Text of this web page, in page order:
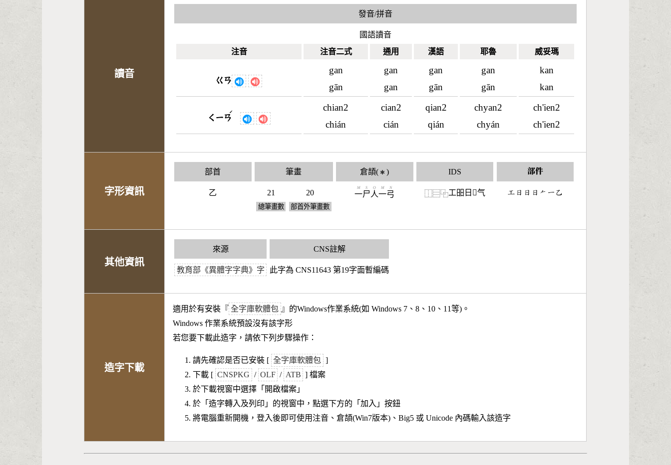
讀音
發音/拼音
國語讀音
注音
注音二式 通用 漢語 耶魯 威妥瑪
ㄍㄢ
gan
gān
gan
gan
gan
gān
gan
gān
kan
kan
ㄑㄧㄢ
ˊ
chian2
chián
cian2
cián
qian2
qián
chyan2
chyán
ch'ien2
ch'ien2
字形資訊
部首
乙
筆畫
21
總筆畫數
20
部首外筆畫數
倉頡( ✱ )
一
M
尸
S
人
O
一
M
弓
N
IDS
⿰⿳⿻工昍日𠀁气
部件
󶁥󶃐󶃐󶃐󶀩󶀀󶀇
其他資訊
來源
教育部《異體字字典》字
CNS註解
此字為 CNS11643 第19字面暫編碼
造字下載
適用於有安裝『 全字庫軟體包 』的Windows作業系統(如 Windows 7、8、10、11等)。
Windows 作業系統預設沒有該字形
若您要下載此造字，請依下列步驟操作：
請先確認是否已安裝 [ 全字庫軟體包 ]
下載 [ CNSPKG / OLF / ATB ] 檔案
於下載視窗中選擇「開啟檔案」
於「造字轉入及列印」的視窗中，點選下方的「加入」按鈕
將電腦重新開機，登入後即可使用注音、倉頡(Win7版本)、Big5 或 Unicode 內碼輸入該造字